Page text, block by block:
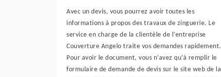
Avec un devis, vous pourrez avoir toutes les
informations à propos des travaux de zinguerie. Le
service en charge de la clientèle de l’entreprise
Couverture Angelo traite vos demandes rapidement.
Pour avoir le document, vous n’avez qu’à remplir le
formulaire de demande de devis sur le site web de la